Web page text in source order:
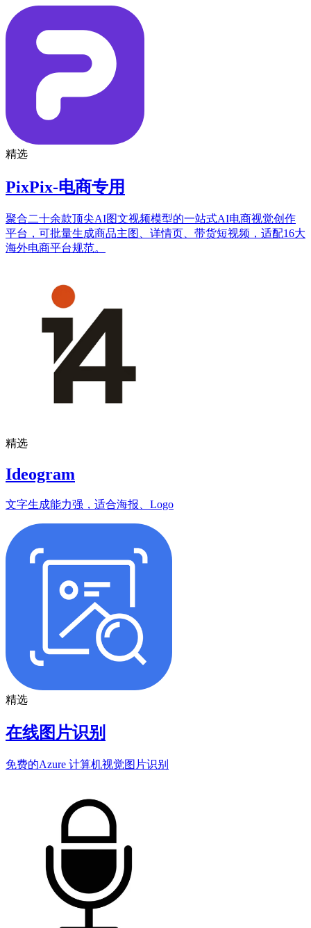
精选
PixPix-电商专用
聚合二十余款顶尖AI图文视频模型的一站式AI电商视觉创作
平台，可批量生成商品主图、详情页、带货短视频，适配16大
海外电商平台规范。
精选
Ideogram
文字生成能力强，适合海报、Logo
精选
在线图片识别
免费的Azure 计算机视觉图片识别